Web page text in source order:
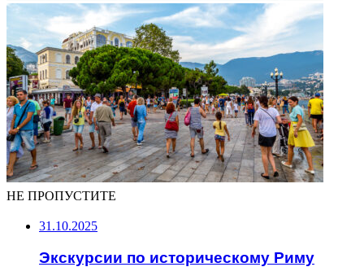
НЕ ПРОПУСТИТЕ
31.10.2025
Экскурсии по историческому Риму